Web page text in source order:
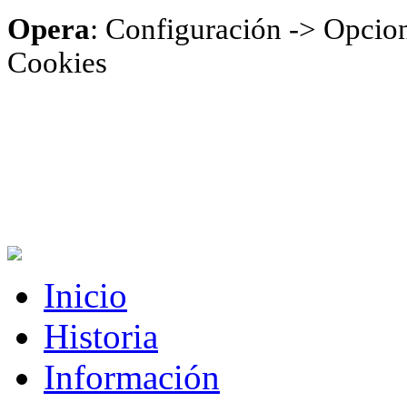
Opera: Configuración ->
Cookies
Inicio
Historia
Información